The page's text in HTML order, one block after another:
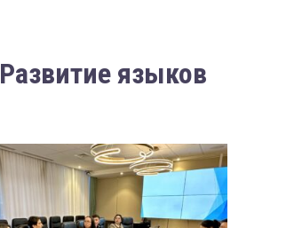
Развитие языков